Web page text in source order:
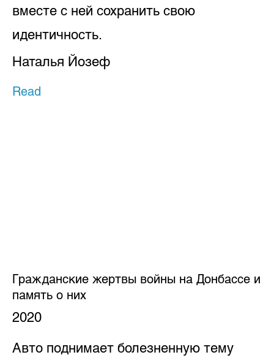
вместе с ней сохранить свою
идентичность.
Наталья Йозеф
Read
Гражданские жертвы войны на Донбассе и
память о них
2020
Авто поднимает болезненную тему